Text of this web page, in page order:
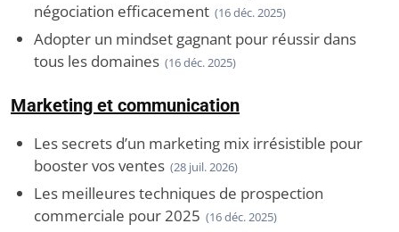
négociation efficacement (16 déc. 2025)
Adopter un mindset gagnant pour réussir dans
tous les domaines (16 déc. 2025)
Marketing et communication
Les secrets d’un marketing mix irrésistible pour
booster vos ventes (28 juil. 2026)
Les meilleures techniques de prospection
commerciale pour 2025 (16 déc. 2025)